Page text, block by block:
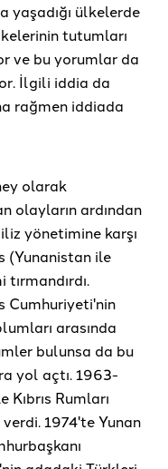
yaşadığı ülkelerde
tutumları
ve bu yorumlar da
İlgili iddia da
rağmen iddiada
olarak
olayların ardından
yönetimine karşı
(Yunanistan ile
Cumhuriyeti'nin
arasında
bulunsa da bu
yol açtı. 1963-
Kıbrıs Rumları
1974'te Yunan